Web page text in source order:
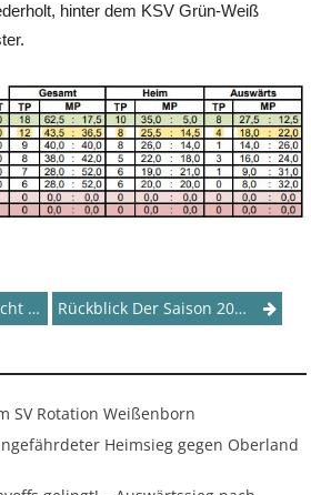
hinter dem KSV Grün-Weiß
Rückblick Der Saison 2022/23
SV Rotation Weißenborn
Heimsieg gegen Oberland